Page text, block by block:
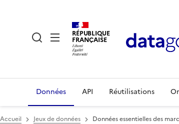
RÉPUBLIQUE
FRANÇAISE
Données API Réutilisations
Accueil Jeux de données Données essentielles des